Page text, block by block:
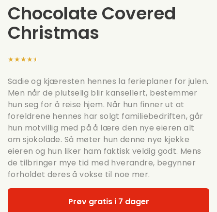
Chocolate Covered
Christmas
★★★★★
Sadie og kjæresten hennes la ferieplaner for julen.
Men når de plutselig blir kansellert, bestemmer
hun seg for å reise hjem. Når hun finner ut at
foreldrene hennes har solgt familiebedriften, går
hun motvillig med på å lære den nye eieren alt
om sjokolade. Så møter hun denne nye kjekke
eieren og hun liker ham faktisk veldig godt. Mens
de tilbringer mye tid med hverandre, begynner
forholdet deres å vokse til noe mer.
Prøv gratis i 7 dager